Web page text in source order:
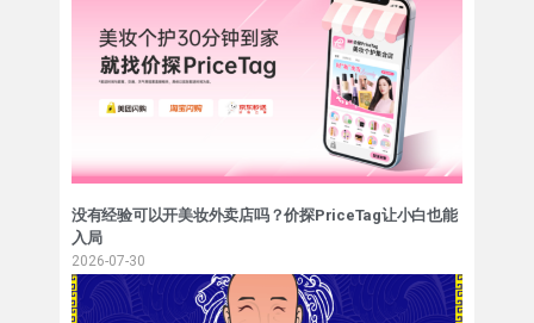
没有经验可以开美妆外卖店吗？价探PriceTag让小白也能
入局
2026-07-30